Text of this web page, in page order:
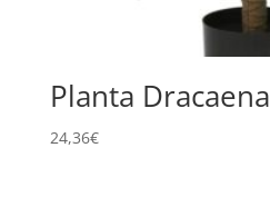
Planta Dracaena
24,36€